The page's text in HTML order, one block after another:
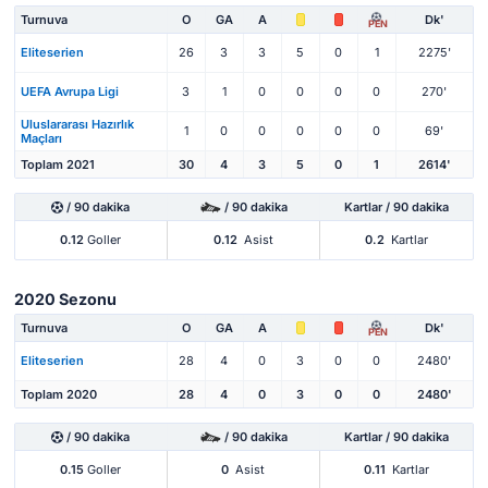
Turnuva O GA A PEN Dk'
Eliteserien 26 3 3 5 0 1 2275'
UEFA Avrupa Ligi 3 1 0 0 0 0 270'
Uluslararası Hazırlık
Maçları
1 0 0 0 0 0 69'
Toplam 2021 30 4 3 5 0 1 2614'
/ 90 dakika / 90 dakika Kartlar / 90 dakika
0.12 Goller 0.12 Asist 0.2 Kartlar
2020 Sezonu
Turnuva O GA A PEN Dk'
Eliteserien 28 4 0 3 0 0 2480'
Toplam 2020 28 4 0 3 0 0 2480'
/ 90 dakika / 90 dakika Kartlar / 90 dakika
0.15 Goller 0 Asist 0.11 Kartlar